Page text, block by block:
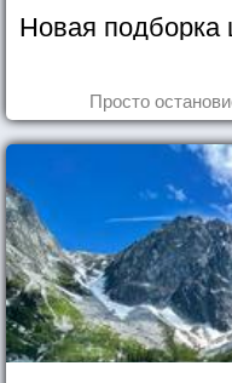
Новая подборка
Просто